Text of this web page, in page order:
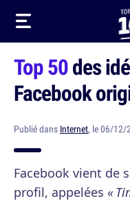
Top 50des
Facebook
Publié dans Internet, le 06/12/
Facebook vient de
profil, appelées «